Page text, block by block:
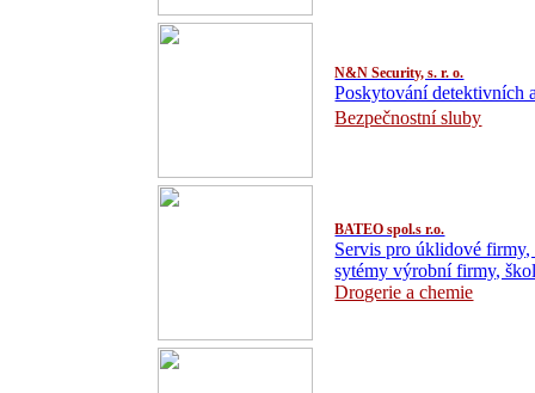
N&N Security, s. r. o.
Poskytování detektivních
Bezpečnostní sluby
BATEO spol.s r.o.
Servis pro úklidové
sytémy výrobní firmy,
Drogerie a chemie